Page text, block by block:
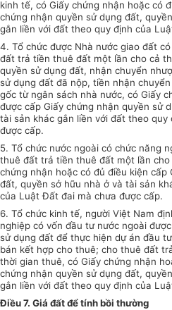
kinh tế, có Giấy chứng nhận hoặc có
chứng nhận quyền sử dụng đất, quyền
gắn liền với đất theo quy định của
4. Tổ chức được Nhà nước giao đất
đất trả tiền thuê đất một lần cho cả
quyền sử dụng đất, nhận chuyển
sử dụng đất đã nộp, tiền nhận
gốc từ ngân sách nhà nước, có Giấy
được cấp Giấy chứng nhận quyền sử
tài sản khác gắn liền với đất theo
được cấp.
5. Tổ chức nước ngoài có chức năng
thuê đất trả tiền thuê đất một lần
chứng nhận hoặc có đủ điều kiện cấp
đất, quyền sở hữu nhà ở và tài sản
của Luật Đất đai mà chưa được cấp.
6. Tổ chức kinh tế, người Việt Nam
nghiệp có vốn đầu tư nước ngoài
sử dụng đất để thực hiện dự án đầu
bán kết hợp cho thuê; cho thuê đất
thời gian thuê, có Giấy chứng nhận
chứng nhận quyền sử dụng đất,
gắn liền với đất theo quy định của
Điều 7. Giá đất để tính bồi thường